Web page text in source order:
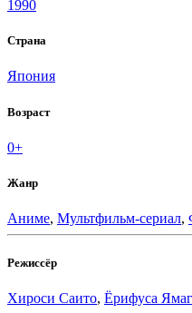
1990
Страна
Япония
Возраст
0+
Жанр
Аниме, Мультфильм-сериал,
Режиссёр
Хироси Саито, Ёрифуса